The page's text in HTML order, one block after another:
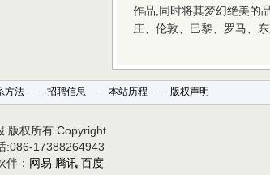
作品,同时将其梦幻绝美的
庄、伦敦、巴黎、罗马、
方法- 招聘信息 - 本站历程 - 版权声明
版权所有 Copyright
:086-17388264943
伴： 网易 腾讯 百度